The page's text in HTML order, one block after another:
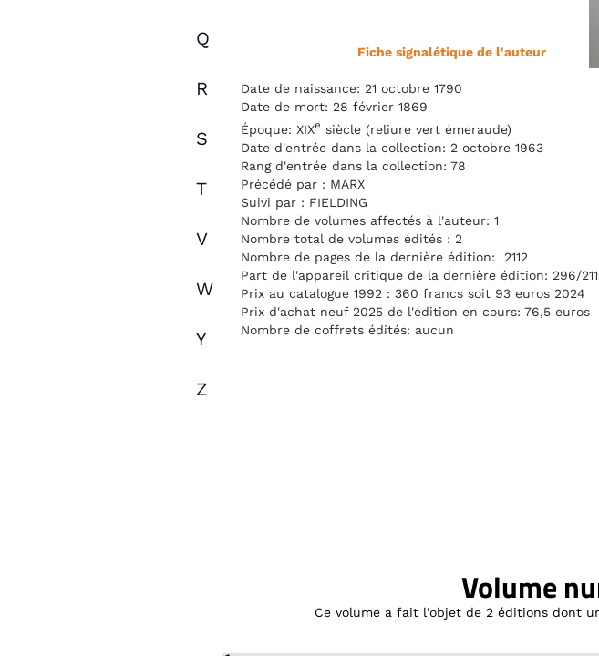
Q
R
S
T
V
W
Y
Z
Fiche signalétique de l'auteur
Date de naissance: 21 octobre 1790
Date de mort: 28 février 1869
Époque: XIXe siècle (reliure vert émeraude)
Date d'entrée dans la collection: 2 octobre 1963
Rang d'entrée dans la collection: 78
Précédé par : MARX
Suivi par : FIELDING
Nombre de volumes affectés à l'auteur: 1
Nombre total de volumes édités : 2
Nombre de pages de la dernière édition: 2112
Part de l'appareil critique de la dernière édition: 296/
Prix au catalogue 1992 : 360 francs soit 93 euros 2024
Prix d'achat neuf 2025 de l'édition en cours: 76,5 euros
Nombre de coffrets édités: aucun
Volume
Ce volume a fait l'objet de 2 éditions dont